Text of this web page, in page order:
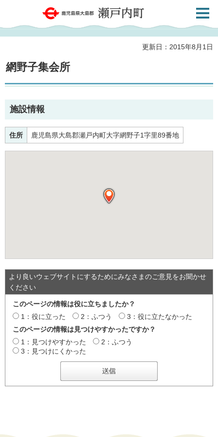
鹿児島県大島郡 瀬戸内町
共通メ
更新日：2015年8月1日
網野子集会所
施設情報
住所 鹿児島県大島郡瀬戸内町大字網野子1字里89番地
より良いウェブサイトにするためにみなさまのご意見をお聞かせ
ください
このページの情報は役に立ちましたか？
1：役に立った
2：ふつう
3：役に立たなかった
このページの情報は見つけやすかったですか？
1：見つけやすかった
2：ふつう
3：見つけにくかった